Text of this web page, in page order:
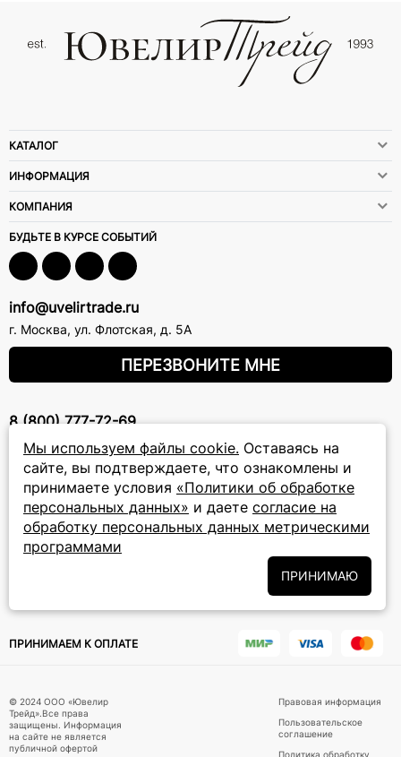
Мы используем файлы cookie. Оставаясь на
сайте, вы подтверждаете, что ознакомлены и
принимаете условия «Политики об обработке
персональных данных» и даете согласие на
обработку персональных данных метрическими
программами
ПРИНИМАЮ
КАТАЛОГ
ИНФОРМАЦИЯ
КОМПАНИЯ
БУДЬТЕ В КУРСЕ СОБЫТИЙ
info@uvelirtrade.ru
г. Москва, ул. Флотская, д. 5А
ПЕРЕЗВОНИТЕ МНЕ
8 (800) 777-72-69
прием звонков: круглосуточно
ПОДПИСКА НА РАССЫЛКУ
Подписаться на новости
Подписываясь на рассылку, вы соглашаетесь с условиями
Политики
и даёте своё согласие на их
ПРИНИМАЕМ К ОПЛАТЕ
© 2024 ООО «Ювелир
Трейд».Все права
защищены. Информация
на сайте не является
публичной офертой
Правовая информация
Пользовательское
соглашение
Политика обработку